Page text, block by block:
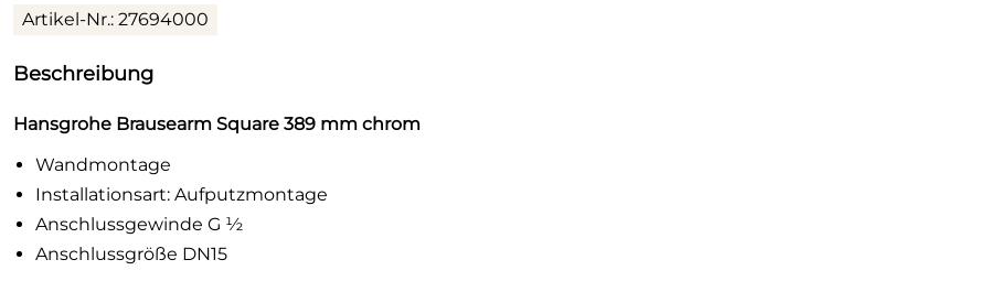
Artikel-Nr.: 27694000
Beschreibung
Hansgrohe Brausearm Square 389 mm chrom
Wandmontage
Installationsart: Aufputzmontage
Anschlussgewinde G ½
Anschlussgröße DN15